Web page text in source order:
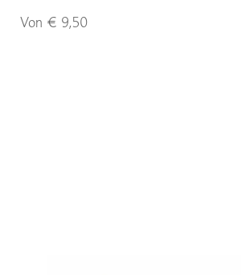
Von € 9,50